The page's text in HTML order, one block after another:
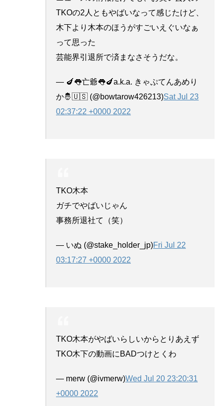
TKOの2人ともやばいなって感じたけど、
木下より木本のほうがすごいえぐいなぁ
って思った
芸能界引退所で済まなさそうだな。
— 🍆👅亡爺👅🍆a.k.a. きゃぷてんあめり
か🤴🇺🇸 (@bowtarow426213)Sat Jul 23
02:37:22 +0000 2022
TKO木本
ガチでやばいじゃん
事務所退社て（笑）
— いぬ (@stake_holder_jp)Fri Jul 22
03:17:27 +0000 2022
TKO木本がやばいらしいからとりあえず
TKO木下の動画にBADつけとくわ
— merw (@ivmerw)Wed Jul 20 23:20:31
+0000 2022